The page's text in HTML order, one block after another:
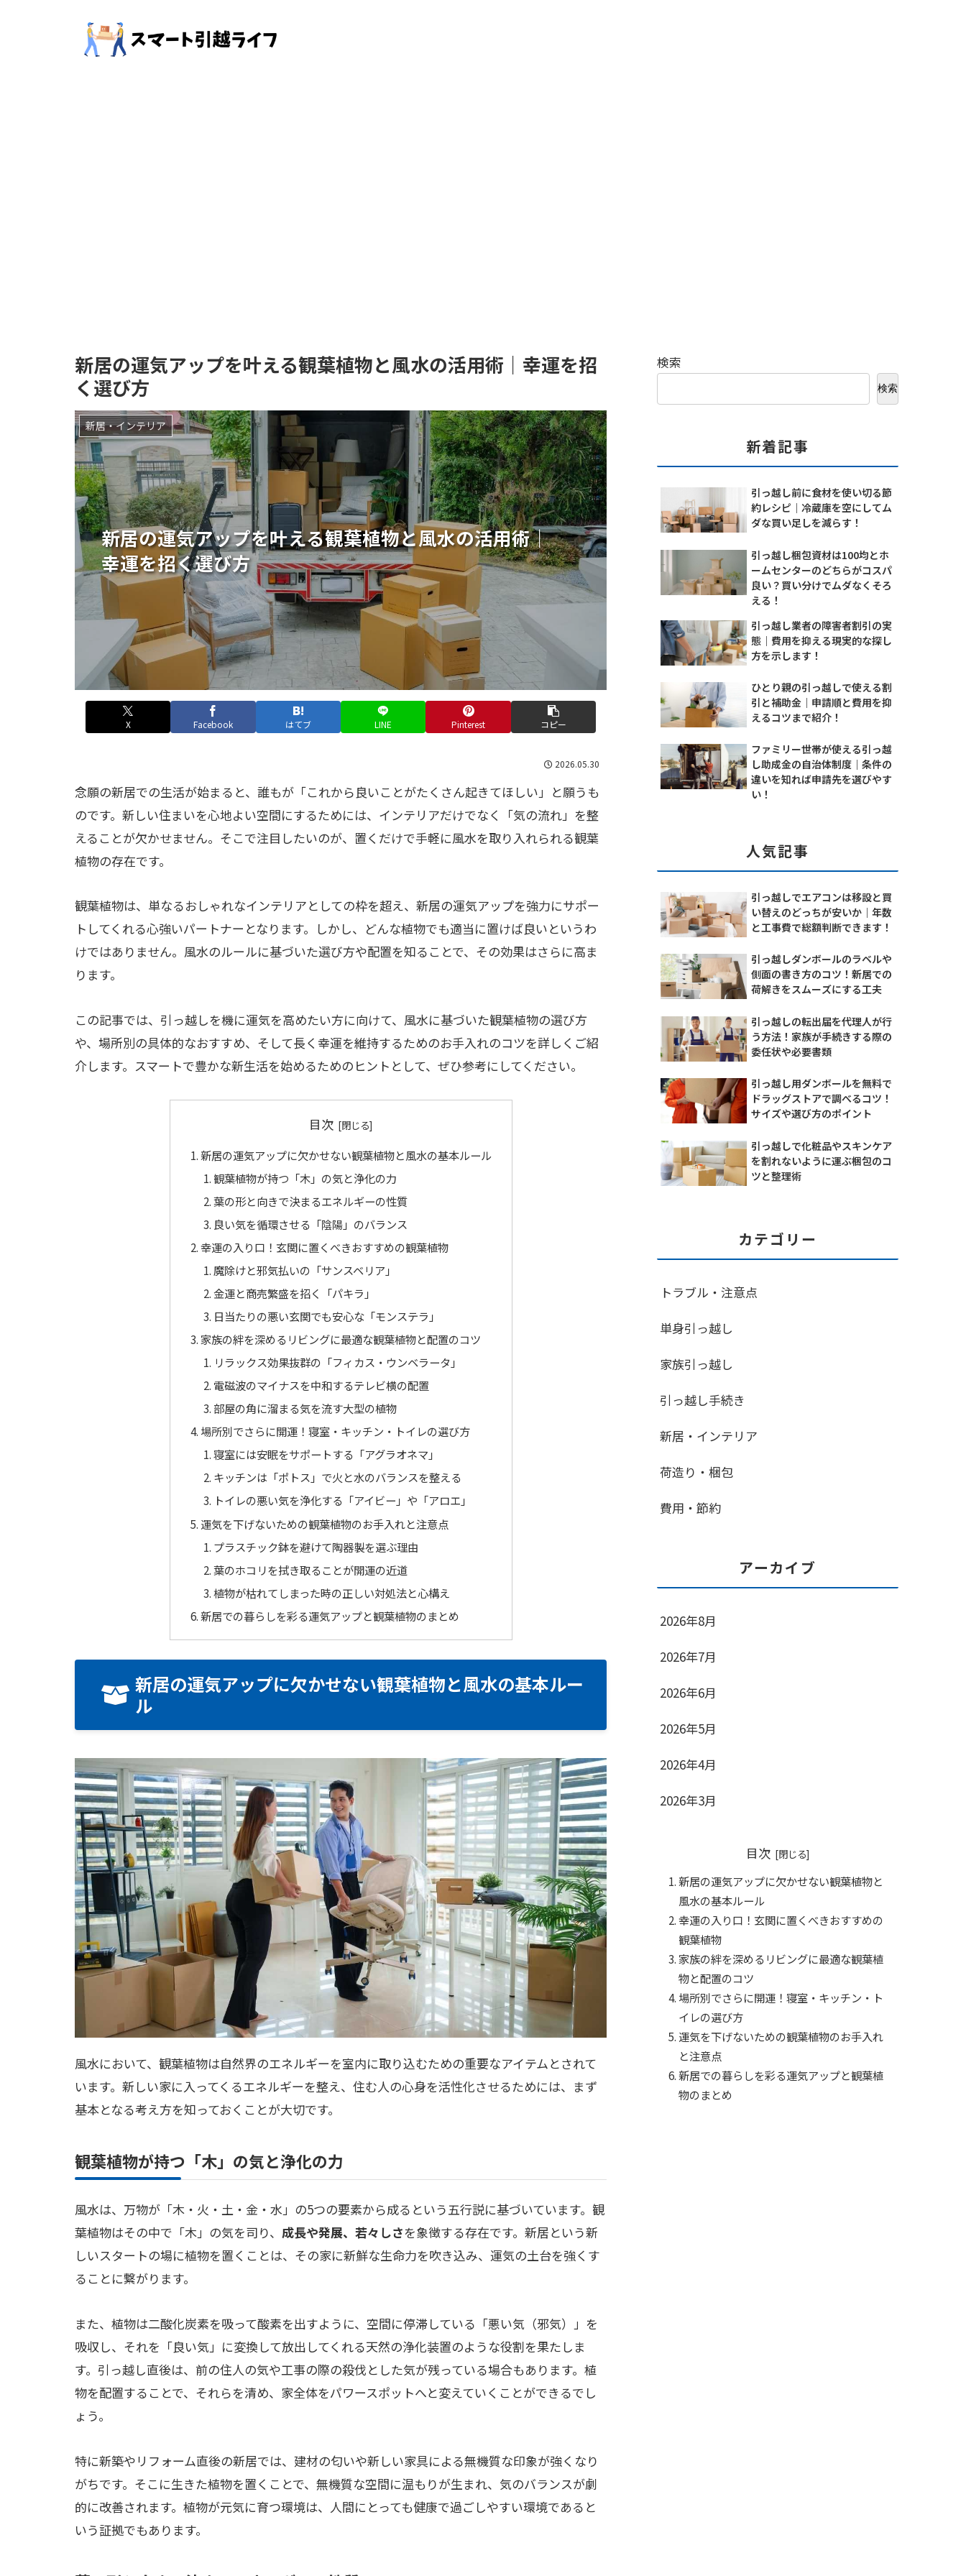
新居の運気アップを叶える観葉植物と風水の活用術｜幸運を招
く選び方
新居の運気アップを叶える観葉植物と風水の活用術｜
幸運を招く選び方
新居・インテリア
X Facebook はてブ LINE Pinterest コピー
2026.05.30
念願の新居での生活が始まると、誰もが「これから良いことがたくさん起きてほしい」と願うも
のです。新しい住まいを心地よい空間にするためには、インテリアだけでなく「気の流れ」を整
えることが欠かせません。そこで注目したいのが、置くだけで手軽に風水を取り入れられる観葉
植物の存在です。
観葉植物は、単なるおしゃれなインテリアとしての枠を超え、新居の運気アップを強力にサポー
トしてくれる心強いパートナーとなります。しかし、どんな植物でも適当に置けば良いというわ
けではありません。風水のルールに基づいた選び方や配置を知ることで、その効果はさらに高ま
ります。
この記事では、引っ越しを機に運気を高めたい方に向けて、風水に基づいた観葉植物の選び方
や、場所別の具体的なおすすめ、そして長く幸運を維持するためのお手入れのコツを詳しくご紹
介します。スマートで豊かな新生活を始めるためのヒントとして、ぜひ参考にしてください。
目次
新居の運気アップに欠かせない観葉植物と風水の基本ルール
観葉植物が持つ「木」の気と浄化の力
葉の形と向きで決まるエネルギーの性質
良い気を循環させる「陰陽」のバランス
幸運の入り口！玄関に置くべきおすすめの観葉植物
魔除けと邪気払いの「サンスベリア」
金運と商売繁盛を招く「パキラ」
日当たりの悪い玄関でも安心な「モンステラ」
家族の絆を深めるリビングに最適な観葉植物と配置のコツ
リラックス効果抜群の「フィカス・ウンベラータ」
電磁波のマイナスを中和するテレビ横の配置
部屋の角に溜まる気を流す大型の植物
場所別でさらに開運！寝室・キッチン・トイレの選び方
寝室には安眠をサポートする「アグラオネマ」
キッチンは「ポトス」で火と水のバランスを整える
トイレの悪い気を浄化する「アイビー」や「アロエ」
運気を下げないための観葉植物のお手入れと注意点
プラスチック鉢を避けて陶器製を選ぶ理由
葉のホコリを拭き取ることが開運の近道
植物が枯れてしまった時の正しい対処法と心構え
新居での暮らしを彩る運気アップと観葉植物のまとめ
新居の運気アップに欠かせない観葉植物と風水の基本ルー
ル
風水において、観葉植物は自然界のエネルギーを室内に取り込むための重要なアイテムとされて
います。新しい家に入ってくるエネルギーを整え、住む人の心身を活性化させるためには、まず
基本となる考え方を知っておくことが大切です。
観葉植物が持つ「木」の気と浄化の力
風水は、万物が「木・火・土・金・水」の5つの要素から成るという五行説に基づいています。観
葉植物はその中で「木」の気を司り、 成長や発展、若々しさを象徴する存在です。新居という新
しいスタートの場に植物を置くことは、その家に新鮮な生命力を吹き込み、運気の土台を強くす
ることに繋がります。
また、植物は二酸化炭素を吸って酸素を出すように、空間に停滞している「悪い気（邪気）」を
吸収し、それを「良い気」に変換して放出してくれる天然の浄化装置のような役割を果たしま
す。引っ越し直後は、前の住人の気や工事の際の殺伐とした気が残っている場合もあります。植
物を配置することで、それらを清め、家全体をパワースポットへと変えていくことができるでし
ょう。
特に新築やリフォーム直後の新居では、建材の匂いや新しい家具による無機質な印象が強くなり
がちです。そこに生きた植物を置くことで、無機質な空間に温もりが生まれ、気のバランスが劇
的に改善されます。植物が元気に育つ環境は、人間にとっても健康で過ごしやすい環境であると
いう証拠でもあります。
検索
検索
新着記事
引っ越し前に食材を使い切る節
約レシピ｜冷蔵庫を空にしてム
ダな買い足しを減らす！
引っ越し梱包資材は100均とホ
ームセンターのどちらがコスパ
良い？買い分けでムダなくそろ
える！
引っ越し業者の障害者割引の実
態｜費用を抑える現実的な探し
方を示します！
ひとり親の引っ越しで使える割
引と補助金｜申請順と費用を抑
えるコツまで紹介！
ファミリー世帯が使える引っ越
し助成金の自治体制度｜条件の
違いを知れば申請先を選びやす
い！
人気記事
引っ越しでエアコンは移設と買
い替えのどっちが安いか｜年数
と工事費で総額判断できます！
引っ越しダンボールのラベルや
側面の書き方のコツ！新居での
荷解きをスムーズにする工夫
引っ越しの転出届を代理人が行
う方法！家族が手続きする際の
委任状や必要書類
引っ越し用ダンボールを無料で
ドラッグストアで調べるコツ！
サイズや選び方のポイント
引っ越しで化粧品やスキンケア
を割れないように運ぶ梱包のコ
ツと整理術
カテゴリー
トラブル・注意点
単身引っ越し
家族引っ越し
引っ越し手続き
新居・インテリア
荷造り・梱包
費用・節約
アーカイブ
2026年8月
2026年7月
2026年6月
2026年5月
2026年4月
2026年3月
目次
新居の運気アップに欠かせない観葉植物と
風水の基本ルール
幸運の入り口！玄関に置くべきおすすめの
観葉植物
家族の絆を深めるリビングに最適な観葉植
物と配置のコツ
場所別でさらに開運！寝室・キッチン・ト
イレの選び方
運気を下げないための観葉植物のお手入れ
と注意点
新居での暮らしを彩る運気アップと観葉植
物のまとめ